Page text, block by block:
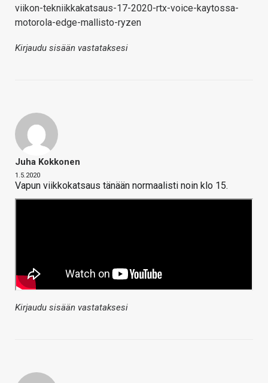
viikon-tekniikkakatsaus-17-2020-rtx-voice-kaytossa-
motorola-edge-mallisto-ryzen
Kirjaudu sisään vastataksesi
Juha Kokkonen
1.5.2020
Vapun viikkokatsaus tänään normaalisti noin klo 15.
Kirjaudu sisään vastataksesi